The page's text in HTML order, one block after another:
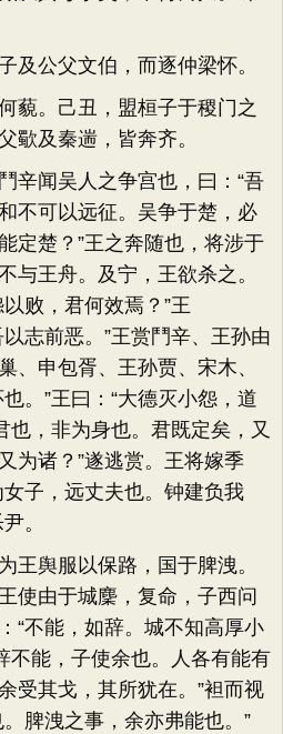
公父文伯，而逐仲梁怀。
。己丑，盟桓子于稷门之
歜及秦遄，皆奔齐。
闻吴人之争宫也，曰：“吾
不可以远征。吴争于楚，必
定楚？”王之奔随也，将涉于
与王舟。及宁，王欲杀之。
败，君何效焉？”王
志前恶。”王赏鬥辛、王孙由
、申包胥、王孙贾、宋木、
。”王曰：“大德灭小怨，道
也，非为身也。君既定矣，又
为诸？”遂逃赏。王将嫁季
子，远丈夫也。钟建负我
。
舆服以保路，国于脾洩。
使由于城麇，复命，子西问
“不能，如辞。城不知高厚小
不能，子使余也。人各有能有
受其戈，其所犹在。”袒而视
脾洩之事，余亦弗能也。”